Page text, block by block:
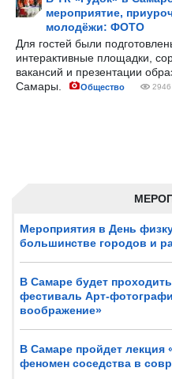
Мероприятия в День
большинстве городов и
В Самаре будет
фестиваль Арт-
воображение»
В Самаре пройдет лекция
феномен соседства в
мероприятие,
молодёжи: ФОТО
Для гостей были
интерактивные площадки,
вакансий и презентации
Самары.
Общество 2946